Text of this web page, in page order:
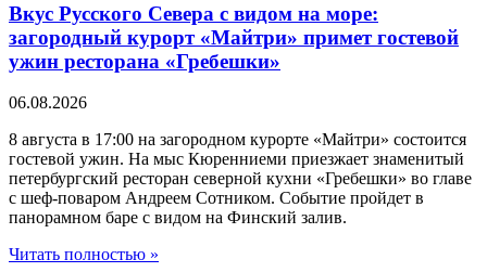
Вкус Русского Севера с видом на море:
загородный курорт «Майтри» примет гостевой
ужин ресторана «Гребешки»
06.08.2026
8 августа в 17:00 на загородном курорте «Майтри» состоится
гостевой ужин. На мыс Кюренниеми приезжает знаменитый
петербургский ресторан северной кухни «Гребешки» во главе
с шеф-поваром Андреем Сотником. Событие пройдет в
панорамном баре с видом на Финский залив.
Читать полностью »